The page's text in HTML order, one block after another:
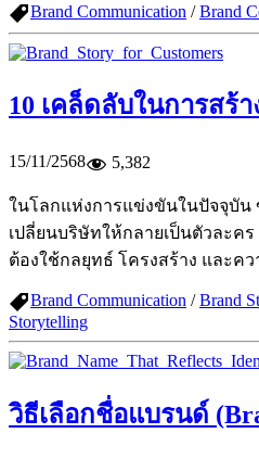
Brand Communication /Brand
10 เคล็ดลับในการสร้
15/11/2568 5,382
ในโลกแห่งการแข่งขันในปัจจุบัน
เปลี่ยนบริษัทให้กลายเป็นตัวละค
ต้องใช้กลยุทธ์ โครงสร้าง และคว
Brand Communication /Brand
Storytelling
วิธีเลือกชื่อแบรนด์